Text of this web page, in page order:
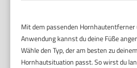
Mit dem passenden Hornhautentferner
Anwendung kannst du deine Füße
Wähle den Typ, der am besten zu
Hornhautsituation passt. So wirst du